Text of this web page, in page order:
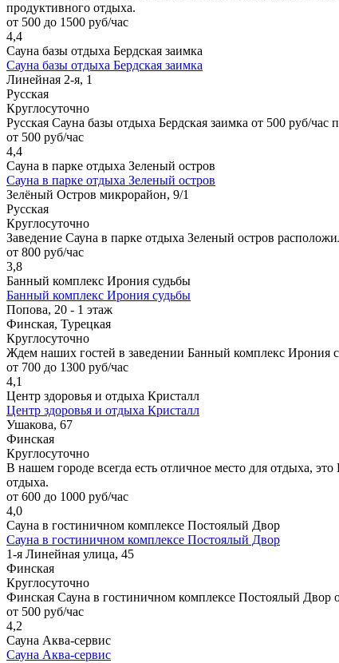
продуктивного отдыха.
от 500 до 1500 руб/час
4,4
Сауна базы отдыха Бердская заимка
Сауна базы отдыха Бердская заимка
Линейная 2-я, 1
Русская
Круглосуточно
Русская Сауна базы отдыха Бердская заимка от 500 руб/
от 500 руб/час
4,4
Сауна в парке отдыха Зеленый остров
Сауна в парке отдыха Зеленый остров
Зелёный Остров микрорайон, 9/1
Русская
Круглосуточно
Заведение Сауна в парке отдыха Зеленый остров
от 800 руб/час
3,8
Банный комплекс Ирония судьбы
Банный комплекс Ирония судьбы
Попова, 20 - 1 этаж
Финская, Турецкая
Круглосуточно
Ждем наших гостей в заведении Банный комплекс Ирония
от 700 до 1300 руб/час
4,1
Центр здоровья и отдыха Кристалл
Центр здоровья и отдыха Кристалл
Ушакова, 67
Финская
Круглосуточно
В нашем городе всегда есть отличное место для отдыха,
отдыха.
от 600 до 1000 руб/час
4,0
Сауна в гостиничном комплексе Постоялый Двор
Сауна в гостиничном комплексе Постоялый Двор
1-я Линейная улица, 45
Финская
Круглосуточно
Финская Сауна в гостиничном комплексе Постоялый Двор
от 500 руб/час
4,2
Сауна Аква-сервис
Сауна Аква-сервис